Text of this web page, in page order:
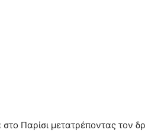
Παρίσι μετατρέποντας τον